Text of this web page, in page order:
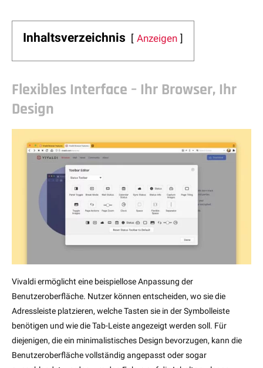
Inhaltsverzeichnis Anzeigen
Flexibles Interface – Ihr Browser, Ihr
Design
Vivaldi ermöglicht eine beispiellose Anpassung der
Benutzeroberfläche. Nutzer können entscheiden, wo sie die
Adressleiste platzieren, welche Tasten sie in der Symbolleiste
benötigen und wie die Tab-Leiste angezeigt werden soll. Für
diejenigen, die ein minimalistisches Design bevorzugen, kann die
Benutzeroberfläche vollständig angepasst oder sogar